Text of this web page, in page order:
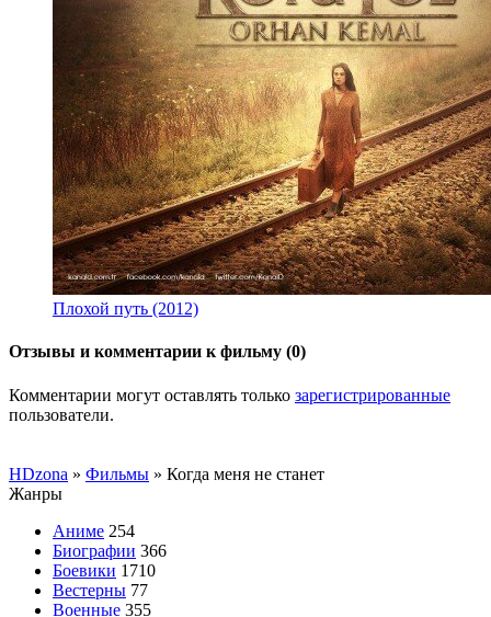
Плохой путь (2012)
Отзывы и комментарии к фильму (0)
Комментарии могут оставлять только зарегистрированные
пользователи.
HDzona » Фильмы » Когда меня не станет
Жанры
Аниме 254
Биографии 366
Боевики 1710
Вестерны 77
Военные 355